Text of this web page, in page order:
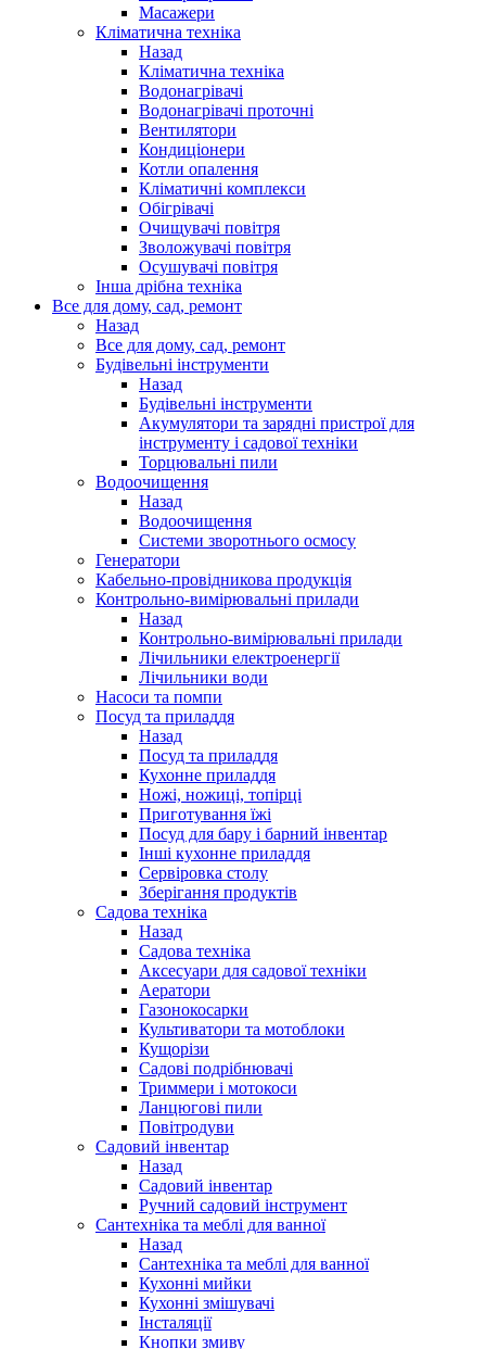
Масажери
Кліматична техніка
Назад
Кліматична техніка
Водонагрівачі
Водонагрівачі проточні
Вентилятори
Кондиціонери
Котли опалення
Кліматичні комплекси
Обігрівачі
Очищувачі повітря
Зволожувачі повітря
Осушувачі повітря
Інша дрібна техніка
Все для дому, сад, ремонт
Назад
Все для дому, сад, ремонт
Будівельні інструменти
Назад
Будівельні інструменти
Акумулятори та зарядні пристрої для
інструменту і садової техніки
Торцювальні пили
Водоочищення
Назад
Водоочищення
Системи зворотнього осмосу
Генератори
Кабельно-провідникова продукція
Контрольно-вимірювальні прилади
Назад
Контрольно-вимірювальні прилади
Лічильники електроенергії
Лічильники води
Насоси та помпи
Посуд та приладдя
Назад
Посуд та приладдя
Кухонне приладдя
Ножі, ножиці, топірці
Приготування їжі
Посуд для бару і барний інвентар
Інші кухонне приладдя
Сервіровка столу
Зберігання продуктів
Садова техніка
Назад
Садова техніка
Аксесуари для садової техніки
Аератори
Газонокосарки
Культиватори та мотоблоки
Кущорізи
Садові подрібнювачі
Триммери і мотокоси
Ланцюгові пили
Повітродуви
Садовий інвентар
Назад
Садовий інвентар
Ручний садовий інструмент
Сантехніка та меблі для ванної
Назад
Сантехніка та меблі для ванної
Кухонні мийки
Кухонні змішувачі
Інсталяції
Кнопки змиву